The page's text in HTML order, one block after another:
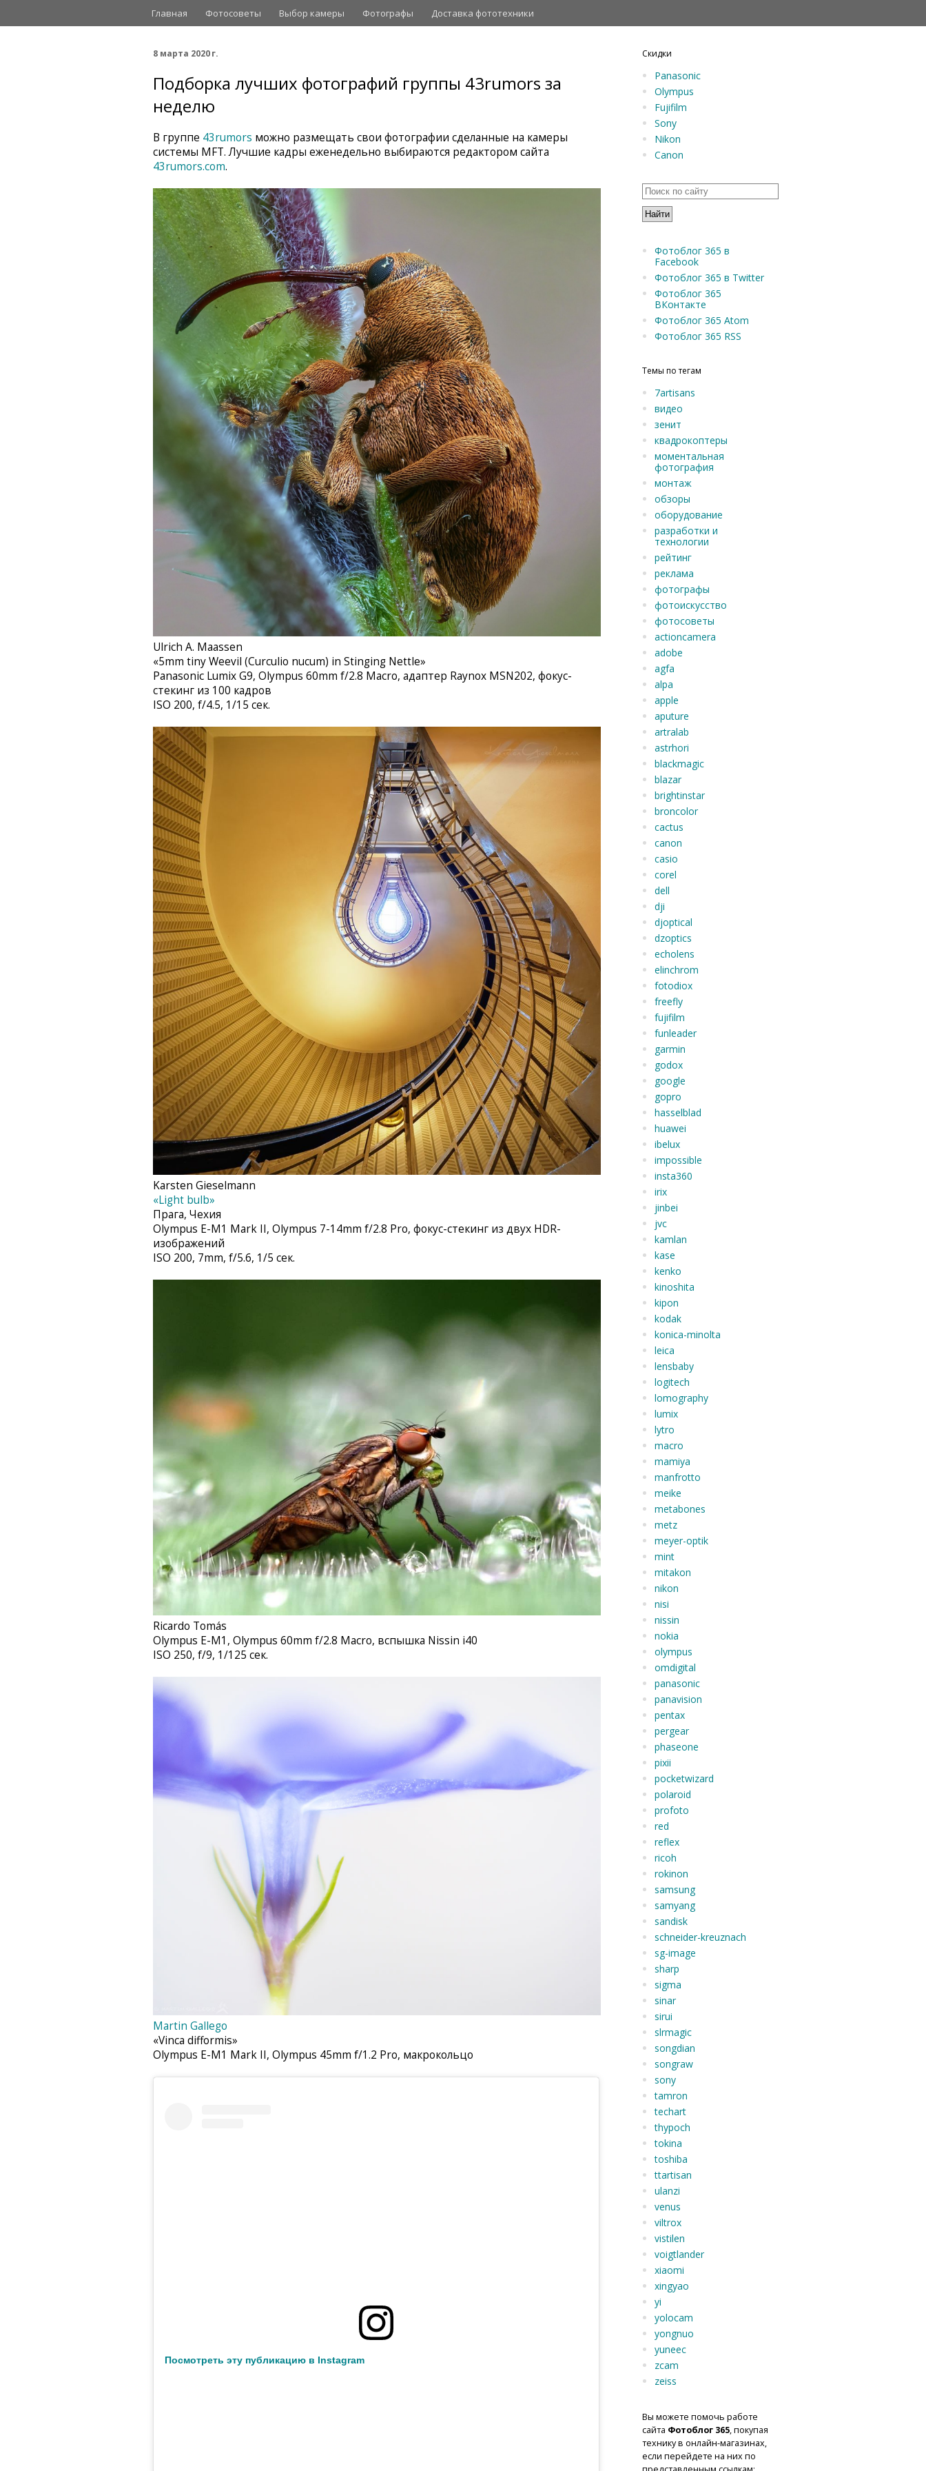
Главная Фотосоветы Выбор камеры Фотографы Доставка фототехники
8 марта 2020 г.
Подборка лучших фотографий группы 43rumors за
неделю
В группе 43rumors можно размещать свои фотографии сделанные на камеры
системы MFT. Лучшие кадры еженедельно выбираются редактором сайта
43rumors.com.
Ulrich A. Maassen‎
«5mm tiny Weevil (Curculio nucum) in Stinging Nettle»
Panasonic Lumix G9, Olympus 60mm f/2.8 Macro, адаптер Raynox MSN202, фокус-
стекинг из 100 кадров
ISO 200, f/4.5, 1/15 сек.
Karsten Gieselmann‎
«Light bulb»
Прага, Чехия
Olympus E-M1 Mark II, Olympus 7-14mm f/2.8 Pro, фокус-стекинг из двух HDR-
изображений
ISO 200, 7mm, f/5.6, 1/5 сек.
Ricardo Tomás‎
Olympus E-M1, Olympus 60mm f/2.8 Macro, вспышка Nissin i40
ISO 250, f/9, 1/125 сек.
Martin Gallego‎
«Vinca difformis»
Olympus E-M1 Mark II, Olympus 45mm f/1.2 Pro, макрокольцо
Посмотреть эту публикацию в Instagram
Скидки
Panasonic
Olympus
Fujifilm
Sony
Nikon
Canon
Фотоблог 365 в
Facebook
Фотоблог 365 в Twitter
Фотоблог 365
ВКонтакте
Фотоблог 365 Atom
Фотоблог 365 RSS
Темы по тегам
7artisans
видео
зенит
квадрокоптеры
моментальная
фотография
монтаж
обзоры
оборудование
разработки и
технологии
рейтинг
реклама
фотографы
фотоискусство
фотосоветы
actioncamera
adobe
agfa
alpa
apple
aputure
artralab
astrhori
blackmagic
blazar
brightinstar
broncolor
cactus
canon
casio
corel
dell
dji
djoptical
dzoptics
echolens
elinchrom
fotodiox
freefly
fujifilm
funleader
garmin
godox
google
gopro
hasselblad
huawei
ibelux
impossible
insta360
irix
jinbei
jvc
kamlan
kase
kenko
kinoshita
kipon
kodak
konica-minolta
leica
lensbaby
logitech
lomography
lumix
lytro
macro
mamiya
manfrotto
meike
metabones
metz
meyer-optik
mint
mitakon
nikon
nisi
nissin
nokia
olympus
omdigital
panasonic
panavision
pentax
pergear
phaseone
pixii
pocketwizard
polaroid
profoto
red
reflex
ricoh
rokinon
samsung
samyang
sandisk
schneider-kreuznach
sg-image
sharp
sigma
sinar
sirui
slrmagic
songdian
songraw
sony
tamron
techart
thypoch
tokina
toshiba
ttartisan
ulanzi
venus
viltrox
vistilen
voigtlander
xiaomi
xingyao
yi
yolocam
yongnuo
yuneec
zcam
zeiss
Вы можете помочь работе
сайта Фотоблог 365, покупая
технику в онлайн-магазинах,
если перейдете на них по